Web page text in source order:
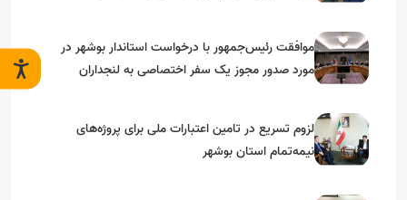
موافقت رئیس‌جمهور با درخواست استاندار بوشهر در
مورد صدور مجوز یک سفر اختصاصی به لنجداران
لزوم تسریع در تامین اعتبارات ملی برای پروژه‌های
نیمه‌تمام استان بوشهر